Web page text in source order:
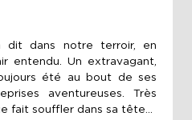
dit dans notre terroir, en
entendu. Un extravagant,
été au bout de ses
aventureuses. Très
fait souffler dans sa tête...